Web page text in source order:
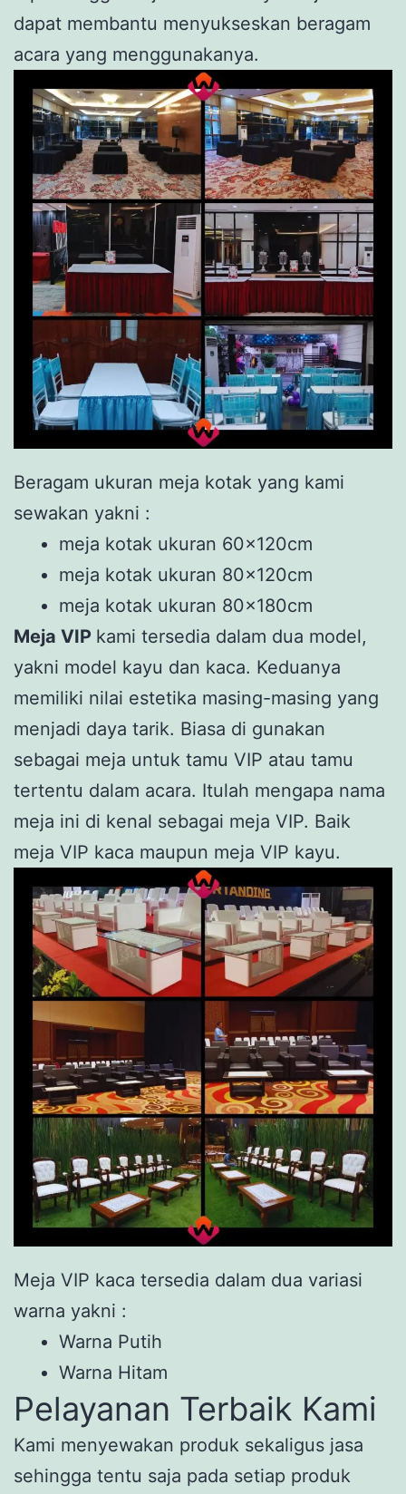
dapat membantu menyukseskan beragam
acara yang menggunakanya.
Beragam ukuran meja kotak yang kami
sewakan yakni :
meja kotak ukuran 60x120cm
meja kotak ukuran 80x120cm
meja kotak ukuran 80x180cm
Meja VIP kami tersedia dalam dua model,
yakni model kayu dan kaca. Keduanya
memiliki nilai estetika masing-masing yang
menjadi daya tarik. Biasa di gunakan
sebagai meja untuk tamu VIP atau tamu
tertentu dalam acara. Itulah mengapa nama
meja ini di kenal sebagai meja VIP. Baik
meja VIP kaca maupun meja VIP kayu.
Meja VIP kaca tersedia dalam dua variasi
warna yakni :
Warna Putih
Warna Hitam
Pelayanan Terbaik Kami
Kami menyewakan produk sekaligus jasa
sehingga tentu saja pada setiap produk